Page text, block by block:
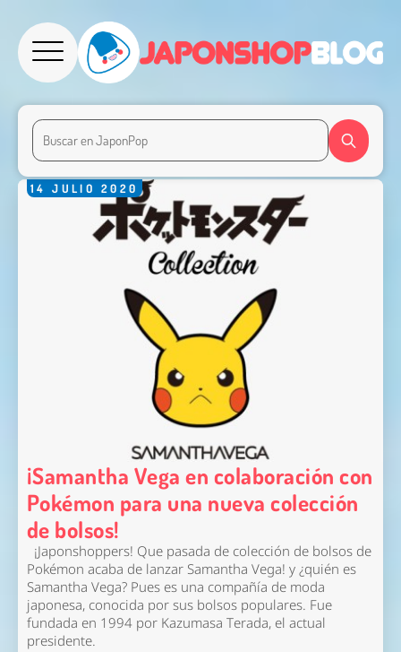
14 JULIO 2020
¡Samantha Vega en colaboración con
Pokémon para una nueva colección
de bolsos!
¡Japonshoppers! Que pasada de colección de bolsos de
Pokémon acaba de lanzar Samantha Vega! y ¿quién es
Samantha Vega? Pues es una compañía de moda
japonesa, conocida por sus bolsos populares. Fue
fundada en 1994 por Kazumasa Terada, el actual
presidente.